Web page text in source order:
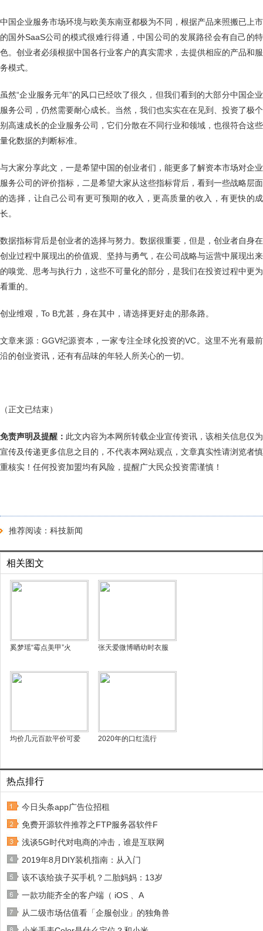
中国企业服务市场环境与欧美东南亚都极为不同，根据产品来照搬已上市
的国外SaaS公司的模式很难行得通，中国公司的发展路径会有自己的特
色。创业者必须根据中国各行业客户的真实需求，去提供相应的产品和服
务模式。
虽然“企业服务元年”的风口已经吹了很久，但我们看到的大部分中国企业
服务公司，仍然需要耐心成长。当然，我们也实实在在见到、投资了极个
别高速成长的企业服务公司，它们分散在不同行业和领域，也很符合这些
量化数据的判断标准。
与大家分享此文，一是希望中国的创业者们，能更多了解资本市场对企业
服务公司的评价指标，二是希望大家从这些指标背后，看到一些战略层面
的选择，让自己公司有更可预期的收入，更高质量的收入，有更快的成
长。
数据指标背后是创业者的选择与努力。数据很重要，但是，创业者自身在
创业过程中展现出的价值观、坚持与勇气，在公司战略与运营中展现出来
的嗅觉、思考与执行力，这些不可量化的部分，是我们在投资过程中更为
看重的。
创业维艰，To B尤甚，身在其中，请选择更好走的那条路。
文章来源：GGV纪源资本，一家专注全球化投资的VC。这里不光有最前
沿的创业资讯，还有有品味的年轻人所关心的一切。
（正文已结束）
免责声明及提醒： 此文内容为本网所转载企业宣传资讯，该相关信息仅为
宣传及传递更多信息之目的，不代表本网站观点，文章真实性请浏览者慎
重核实！任何投资加盟均有风险，提醒广大民众投资需谨慎！
推荐阅读： 科技新闻
相关图文
奚梦瑶“霉点美甲”火 张天爱微博晒幼时衣服
均价几元百款平价可爱 2020年的口红流行
热点排行
今日头条app广告位招租
免费开源软件推荐之FTP服务器软件F
浅谈5G时代对电商的冲击，谁是互联网
2019年8月DIY装机指南：从入门
该不该给孩子买手机？二胎妈妈：13岁
一款功能齐全的客户端（ iOS 、A
从二级市场估值看「企服创业」的独角兽